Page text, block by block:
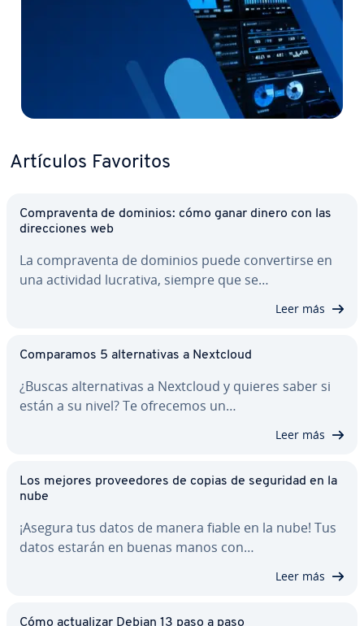
Artículos Favoritos
Co­m­pra­ve­n­ta de dominios: cómo ganar dinero con las
di­re­c­cio­nes web
La co­m­pra­ve­n­ta de dominios puede co­n­ve­r­ti­r­se en
una actividad lucrativa, siempre que se…
Leer más
Co­m­pa­ra­mos 5 al­te­r­na­ti­vas a Nextcloud
¿Buscas al­te­r­na­ti­vas a Nextcloud y quieres saber si
están a su nivel? Te ofrecemos un…
Leer más
Los mejores pro­vee­do­res de copias de seguridad en la
nube
¡Asegura tus datos de manera fiable en la nube! Tus
datos estarán en buenas manos con…
Leer más
Cómo ac­tua­li­zar Debian 13 paso a paso